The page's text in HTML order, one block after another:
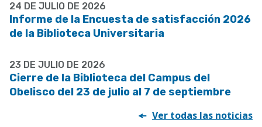
24 DE JULIO DE 2026
Informe de la Encuesta de satisfacción 2026
de la Biblioteca Universitaria
23 DE JULIO DE 2026
Cierre de la Biblioteca del Campus del
Obelisco del 23 de julio al 7 de septiembre
Ver todas las noticias